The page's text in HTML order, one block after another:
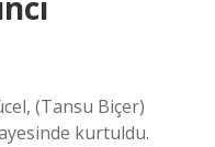
(Tansu Biçer)
kurtuldu.